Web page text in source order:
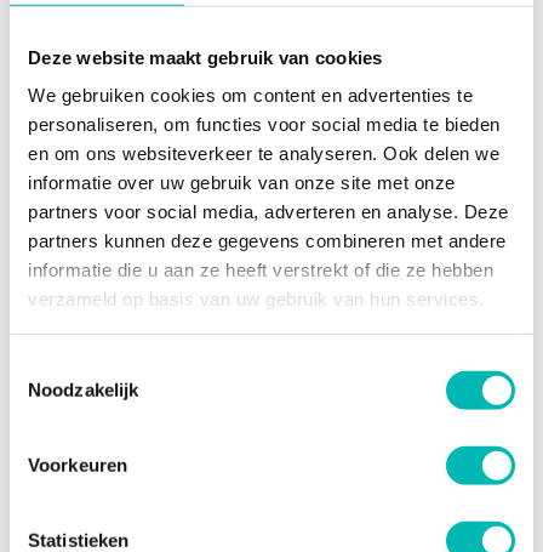
Deze website maakt gebruik van cookies
We gebruiken cookies om content en advertenties te
personaliseren, om functies voor social media te bieden
en om ons websiteverkeer te analyseren. Ook delen we
informatie over uw gebruik van onze site met onze
partners voor social media, adverteren en analyse. Deze
partners kunnen deze gegevens combineren met andere
informatie die u aan ze heeft verstrekt of die ze hebben
verzameld op basis van uw gebruik van hun services.
Noodzakelijk
Voorkeuren
Statistieken
Meer nieuws
Waarom liften bij extreme
hitte tijdelijk stilvallen
6 AUGUSTUS 2026